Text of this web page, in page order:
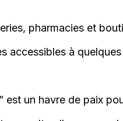
pharmacies et
accessibles à quelques
est un havre de paix